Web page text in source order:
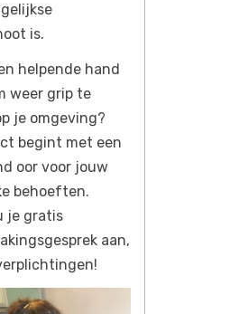
is.
helpende hand
weer grip te
je omgeving?
begint met een
oor voor jouw
behoeften.
je gratis
aan,